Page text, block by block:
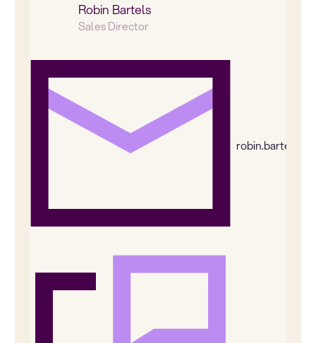
Robin Bartels
Sales Director